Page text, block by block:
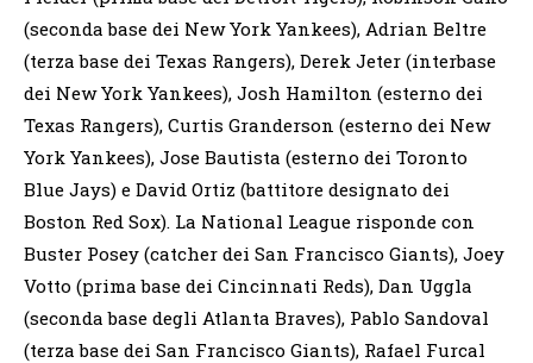
(seconda base dei New York Yankees), Adrian Beltre
(terza base dei Texas Rangers), Derek Jeter (interbase
dei New York Yankees), Josh Hamilton (esterno dei
Texas Rangers), Curtis Granderson (esterno dei New
York Yankees), Jose Bautista (esterno dei Toronto
Blue Jays) e David Ortiz (battitore designato dei
Boston Red Sox). La National League risponde con
Buster Posey (catcher dei San Francisco Giants), Joey
Votto (prima base dei Cincinnati Reds), Dan Uggla
(seconda base degli Atlanta Braves), Pablo Sandoval
(terza base dei San Francisco Giants), Rafael Furcal